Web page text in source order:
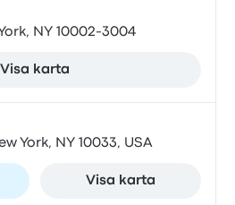
NY 10002-3004
Visa karta
York, NY 10033, USA
Visa karta